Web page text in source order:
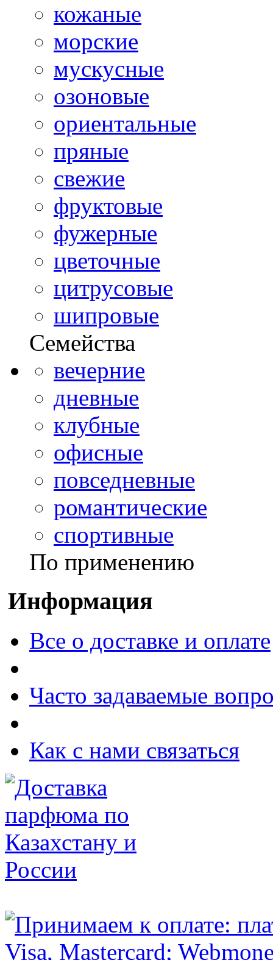
кожаные
морские
мускусные
озоновые
ориентальные
пряные
свежие
фруктовые
фужерные
цветочные
цитрусовые
шипровые
Семейства
вечерние
дневные
клубные
офисные
повседневные
романтические
спортивные
По применению
Информация
Все о доставке и оплате
Часто задаваемые
Как с нами связаться